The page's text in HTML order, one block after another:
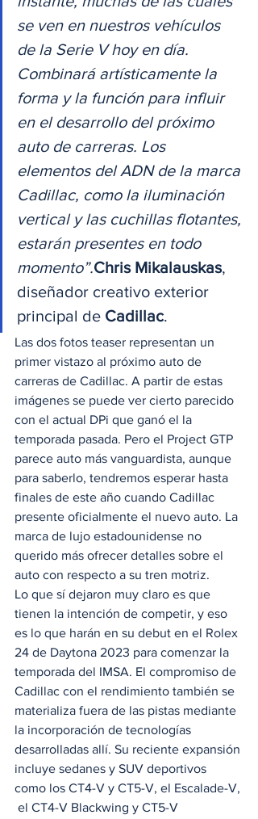
se ven en nuestros vehículos
de la Serie V hoy en día.
Combinará artísticamente la
forma y la función para influir
en el desarrollo del próximo
auto de carreras. Los
elementos del ADN de la marca
Cadillac, como la iluminación
vertical y las cuchillas flotantes,
estarán presentes en todo
momento”.Chris Mikalauskas,
diseñador creativo exterior
principal de Cadillac.
Las dos fotos teaser representan un
primer vistazo al próximo auto de
carreras de Cadillac. A partir de estas
imágenes se puede ver cierto parecido
con el actual DPi que ganó el la
temporada pasada. Pero el Project GTP
parece auto más vanguardista, aunque
para saberlo, tendremos esperar hasta
finales de este año cuando Cadillac
presente oficialmente el nuevo auto. La
marca de lujo estadounidense no
querido más ofrecer detalles sobre el
auto con respecto a su tren motriz.
Lo que sí dejaron muy claro es que
tienen la intención de competir, y eso
es lo que harán en su debut en el Rolex
24 de Daytona 2023 para comenzar la
temporada del IMSA. El compromiso de
Cadillac con el rendimiento también se
materializa fuera de las pistas mediante
la incorporación de tecnologías
desarrolladas allí. Su reciente expansión
incluye sedanes y SUV deportivos
como los CT4-V y CT5-V, el Escalade-V,
el CT4-V Blackwing y CT5-V